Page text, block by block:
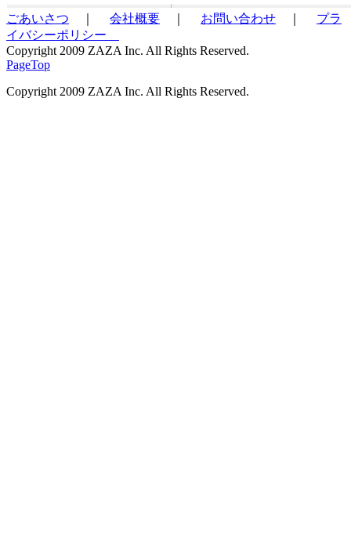
ごあいさつ 会社概要 お問い合わせ
プラ
イバシーポリシー
Copyright 2009 ZAZA Inc. All Rights Reserved.
PageTop
Copyright 2009 ZAZA Inc. All Rights Reserved.